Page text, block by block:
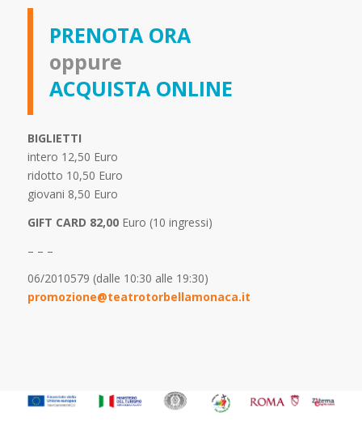
PRENOTA ORA
oppure
ACQUISTA ONLINE
BIGLIETTI
intero 12,50 Euro
ridotto 10,50 Euro
giovani 8,50 Euro
GIFT CARD 82,00Euro (10 ingressi)
– – –
06/2010579 (dalle 10:30 alle 19:30)
promozione@teatrotorbellamonaca.it